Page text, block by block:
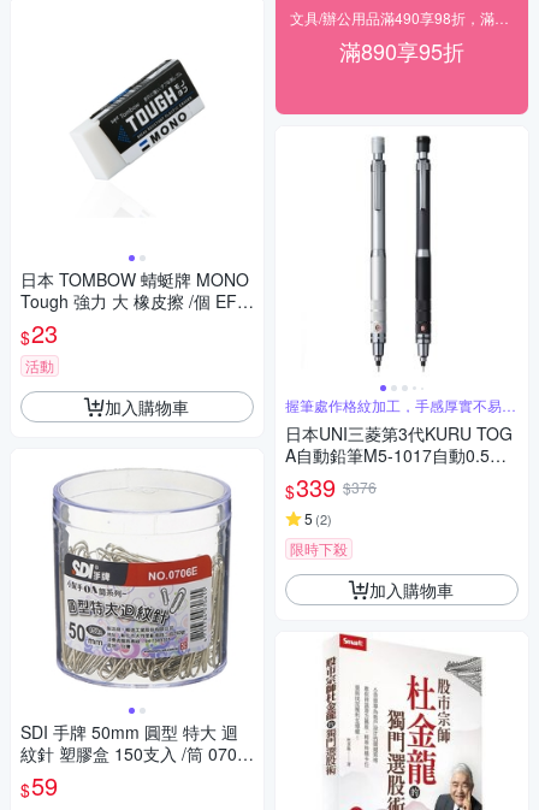
日本 TOMBOW 蜻蜓牌 MONO
Tough 強力 大 橡皮擦 /個 EF-T
$23
活動
加入購物車
SDI 手牌 50mm 圓型 特大 迴
紋針 塑膠盒 150支入 /筒 0706
$59
滿890享95折
握筆處作格紋加工，手感厚實不易因
出汗手滑
日本UNI三菱第3代KURU TOG
A自動鉛筆M5-1017自動0.5mm
鉛筆360度旋轉轉筆(低重心/不
斷芯/握筆處格紋加工&金屬材
質)
$339 $376
5 (2)
限時下殺
加入購物車